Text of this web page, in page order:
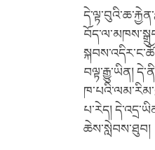
བལྟ་རྒྱུ་ཡིན།
པ་རེད།
ཆེས་སླེབས་ཐུབ།